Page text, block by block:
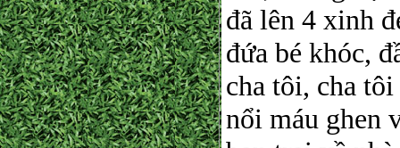
đã lên 4 xinh
đứa bé khóc,
cha tôi, cha
nổi máu ghen